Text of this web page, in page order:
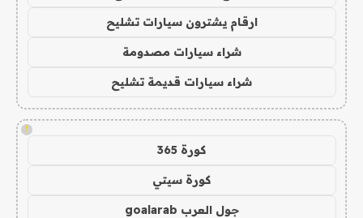
ارقام يشترون سيارات تشليح
شراء سيارات مصدومة
شراء سيارات قديمة تشليح
!
كورة 365
كورة سيتي
جول العرب goalarab